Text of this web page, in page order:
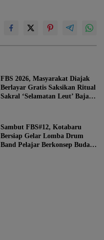
FBS 2026, Masyarakat Diajak
Berlayar Gratis Saksikan Ritual
Sakral ‘Selamatan Leut’ Bajau
Sambut FBS#12, Kotabaru
Bersiap Gelar Lomba Drum
Band Pelajar Berkonsep Budaya